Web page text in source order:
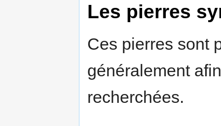
Les pierres
Ces pierres sont
généralement
recherchées.